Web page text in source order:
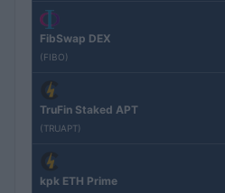
FibSwap DEX
(FIBO)
TruFin Staked APT
(TRUAPT)
kpk ETH Prime